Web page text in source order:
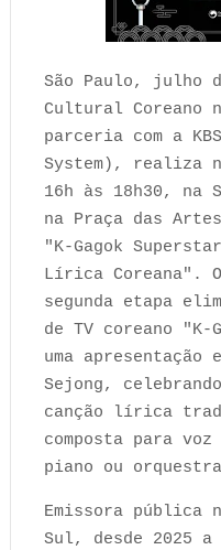
São Paulo, julho
Cultural Coreano
parceria com a
System), realiza
16h às 18h30, na
na Praça das
"K-Gagok
Lírica Coreana".
segunda etapa
de TV coreano "K-
uma
Sejong,
canção lírica
composta para voz
piano ou
Emissora pública
Sul, desde 2025 a